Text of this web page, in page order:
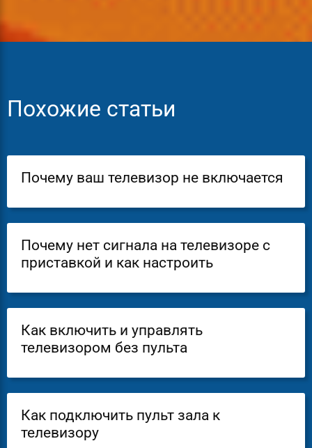
Похожие статьи
Почему ваш телевизор не включается
Почему нет сигнала на телевизоре с
приставкой и как настроить
Как включить и управлять
телевизором без пульта
Как подключить пульт залa к
телевизору